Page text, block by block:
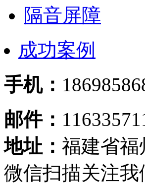
隔音屏障
成功案例
手机：
邮件：
地址： 福建省福
微信扫描关注我